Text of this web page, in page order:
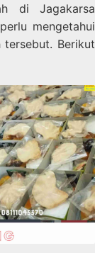
di Jagakarsa
mengetahui
Berikut